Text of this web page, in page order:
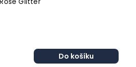
Glitter
Do košíku